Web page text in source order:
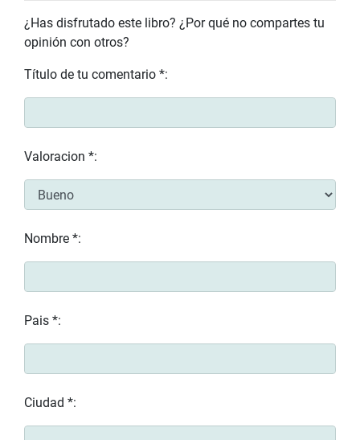
¿Has disfrutado este libro? ¿Por qué no compartes tu
opinión con otros?
Título de tu comentario *:
Valoracion *:
Nombre *:
Pais *:
Ciudad *: